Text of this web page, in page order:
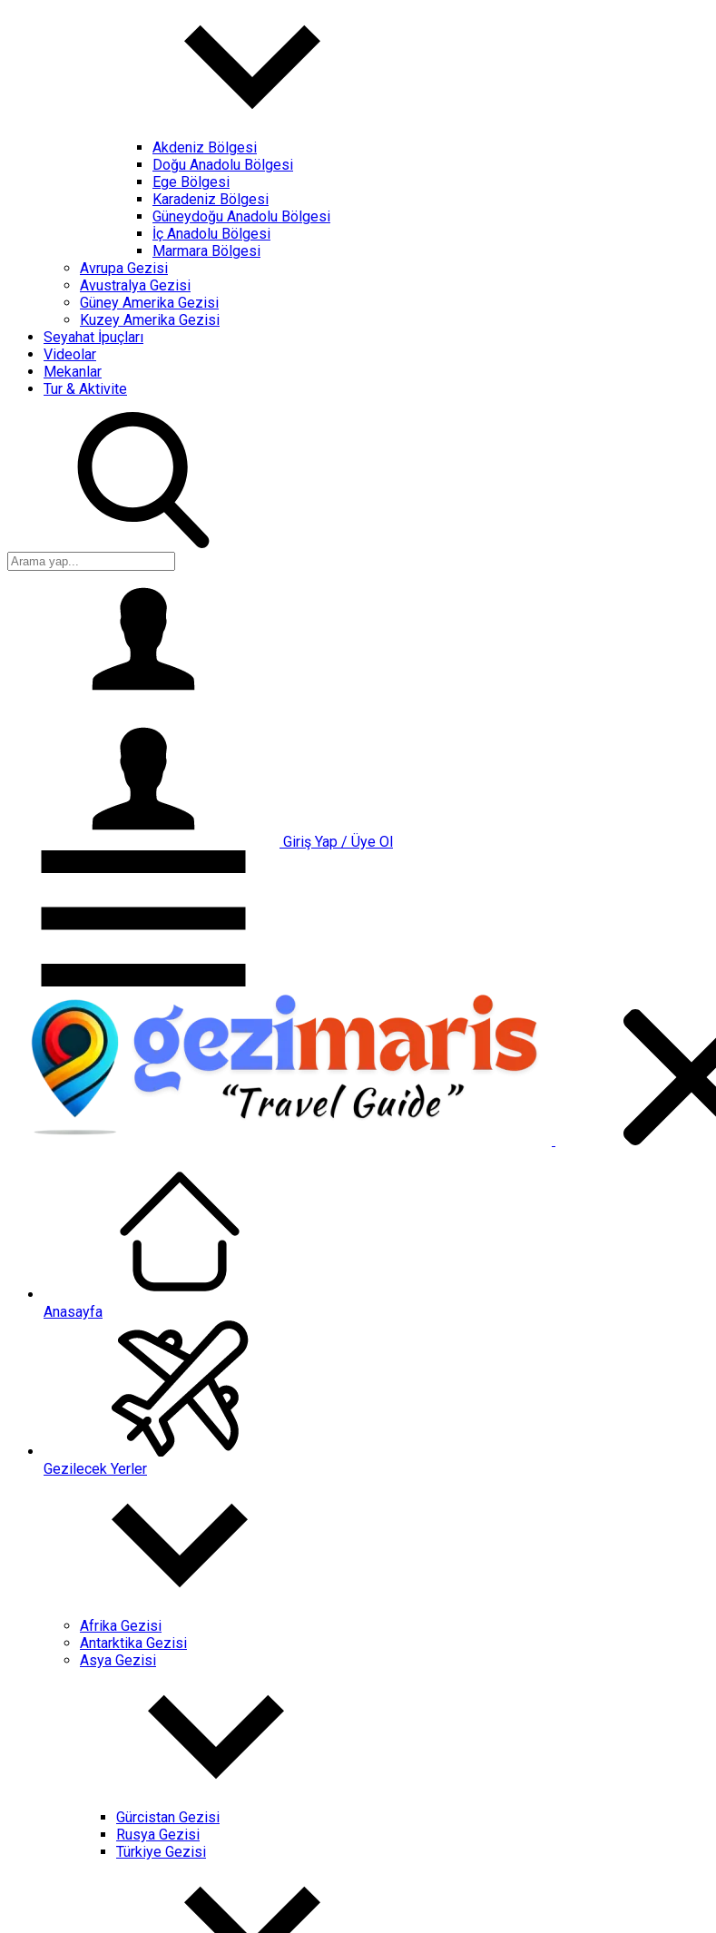
Akdeniz Bölgesi
Doğu Anadolu Bölgesi
Ege Bölgesi
Karadeniz Bölgesi
Güneydoğu Anadolu Bölgesi
İç Anadolu Bölgesi
Marmara Bölgesi
Avrupa Gezisi
Avustralya Gezisi
Güney Amerika Gezisi
Kuzey Amerika Gezisi
Seyahat İpuçları
Videolar
Mekanlar
Tur & Aktivite
Giriş Yap / Üye Ol
Anasayfa
Gezilecek Yerler
Afrika Gezisi
Antarktika Gezisi
Asya Gezisi
Gürcistan Gezisi
Rusya Gezisi
Türkiye Gezisi